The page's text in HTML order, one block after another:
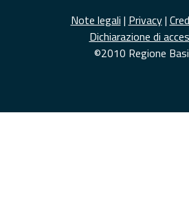
Note legali | Privacy|
Dichiarazione di
©2010 Regione